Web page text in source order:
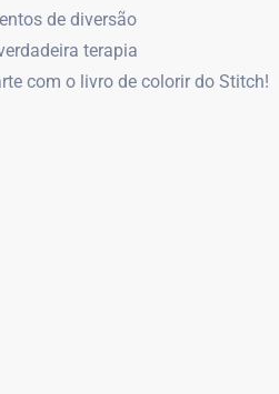
de diversão
terapia
com o livro de colorir do Stitch!